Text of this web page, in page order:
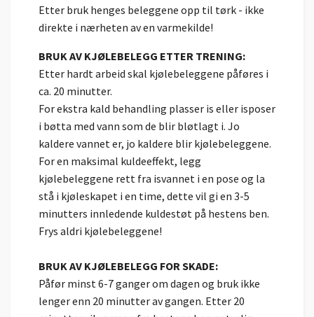
Etter bruk henges beleggene opp til tørk - ikke
direkte i nærheten av en varmekilde!
BRUK AV KJØLEBELEGG ETTER TRENING:
Etter hardt arbeid skal kjølebeleggene påføres i
ca. 20 minutter.
For ekstra kald behandling plasser is eller isposer
i bøtta med vann som de blir bløtlagt i. Jo
kaldere vannet er, jo kaldere blir kjølebeleggene.
For en maksimal kuldeeffekt, legg
kjølebeleggene rett fra isvannet i en pose og la
stå i kjøleskapet i en time, dette vil gi en 3-5
minutters innledende kuldestøt på hestens ben.
Frys aldri kjølebeleggene!
BRUK AV KJØLEBELEGG FOR SKADE:
Påfør minst 6-7 ganger om dagen og bruk ikke
lenger enn 20 minutter av gangen. Etter 20